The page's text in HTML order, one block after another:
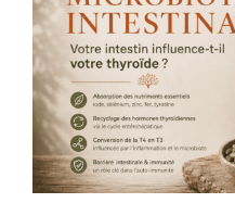
Hashimoto et
votre intestin
Pathologies